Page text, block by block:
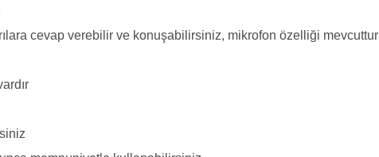
cevap verebilir ve konuşabilirsiniz, mikrofon özelliği mevcuttur